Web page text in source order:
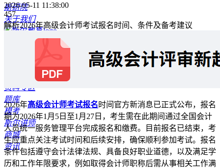
斯研院
关于我们
资料专区
题库
模考
斯尔讲师
商城
资讯
2026-05-11 11:38:00
457
解析2026年高级会计师考试报名时间、条件及备考建议
2026年高级会计师考试报名时间官方新消息已正式公布，报名
期为2026年1月5日至1月27日，考生需在此期间通过全国会计
人员统一服务管理平台完成报名和缴费。目前报名已结束，考
生应重点关注考试时间和后续安排，确保顺利参加考试。报名
条件包括遵守会计法律法规、具备良好职业道德，以及满足学
历和工作年限要求，例如取得会计师职称后需从事相关工作满